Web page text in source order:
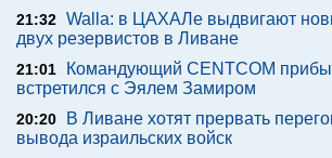
21:32 Walla: в ЦАХАЛе выдвигают
двух резервистов в Ливане
21:01
Командующий CENTCOM
встретился с Эялем Замиром
20:20
В Ливане хотят прервать
вывода израильских войск